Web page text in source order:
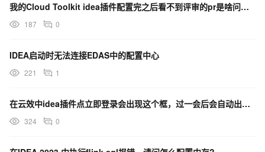
我的Cloud Toolkit idea插件配置完之后看不到评审的pr是啥问题呀？
187 0
IDEA启动时无法连接EDAS中的配置中心
221 1
在云效中idea插件点立即登录会出现这个框，过一会后会自动出现登录失败的提示应该怎么配置防火墙策略？
324 0